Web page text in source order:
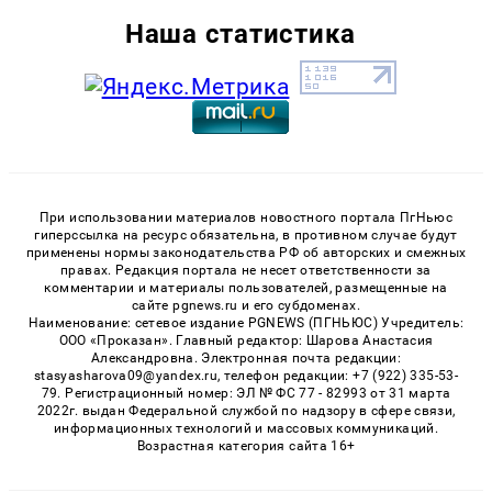
Наша статистика
При использовании материалов новостного портала ПгНьюс
гиперссылка на ресурс обязательна, в противном случае будут
применены нормы законодательства РФ об авторских и смежных
правах. Редакция портала не несет ответственности за
комментарии и материалы пользователей, размещенные на
сайте pgnews.ru и его субдоменах.
Наименование: сетевое издание PGNEWS (ПГНЬЮС) Учредитель:
ООО «Проказан». Главный редактор: Шарова Анастасия
Александровна. Электронная почта редакции:
stasyasharova09@yandex.ru, телефон редакции: +7 (922) 335-53-
79. Регистрационный номер: ЭЛ № ФС 77 - 82993 от 31 марта
2022г. выдан Федеральной службой по надзору в сфере связи,
информационных технологий и массовых коммуникаций.
Возрастная категория сайта 16+